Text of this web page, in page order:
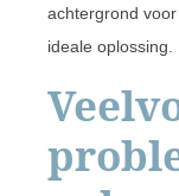
achtergrond
ideale oplossing.